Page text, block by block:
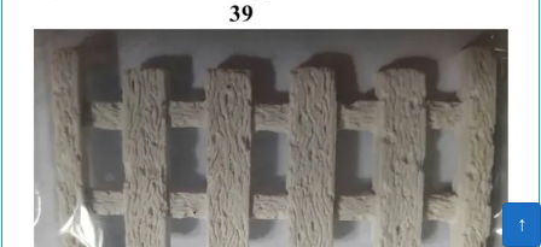
โทร 0636232698
Facebook : สวนสวยฟ้าใส
#อู่เงิน #อู่เงินการ์เด้นท์ #อู่เงินการ์เดนท์ #สวนสวยฟ้าใส #สวน
ถาดตาเกียรติ #อู่เงินกรุ๊ป #skgardent #kiatt2523
อู่เงินการ์เด้นท์ ยินดีให้บริการครับ
↑